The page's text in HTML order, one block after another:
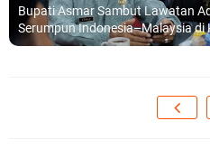
Bupati Asmar Sambut Lawatan
Serumpun Indonesia–Malaysia di